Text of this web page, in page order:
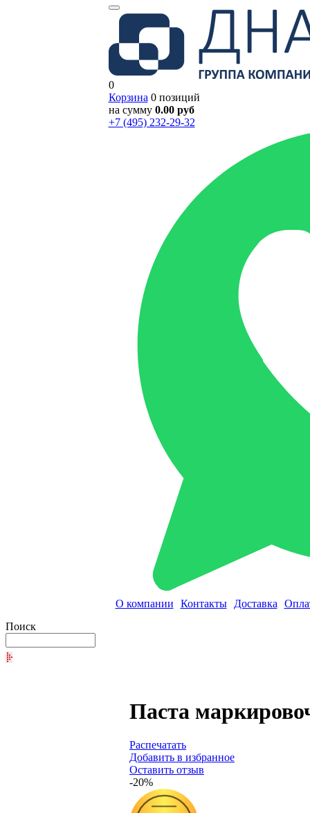
0
Корзина 0 позиций
на сумму 0.00 руб
+7 (495) 232-29-32
О компании Контакты Доставка
Поиск
Паста
Распечатать
Добавить в избранное
Оставить отзыв
-20%